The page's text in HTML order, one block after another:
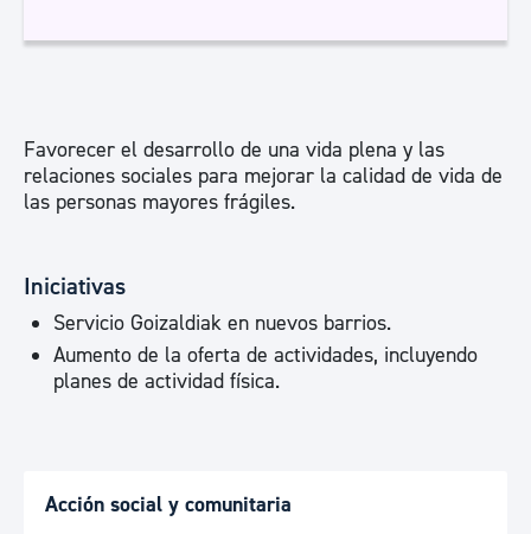
Favorecer el desarrollo de una vida plena y las
relaciones sociales para mejorar la calidad de vida de
las personas mayores frágiles.
Iniciativas
Servicio Goizaldiak en nuevos barrios.
Aumento de la oferta de actividades, incluyendo
planes de actividad física.
Acción social y comunitaria